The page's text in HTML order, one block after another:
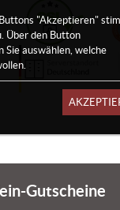
"Akzeptieren"
Über den Button
Sie auswählen, welche
Gutscheine